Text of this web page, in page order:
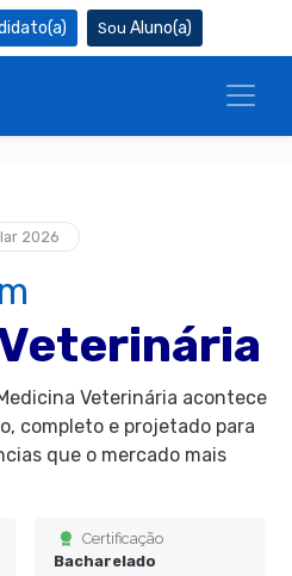
Aluno(a)
2026
Veterinária acontece
completo e projetado para
que o mercado mais
Certificação
Bacharelado